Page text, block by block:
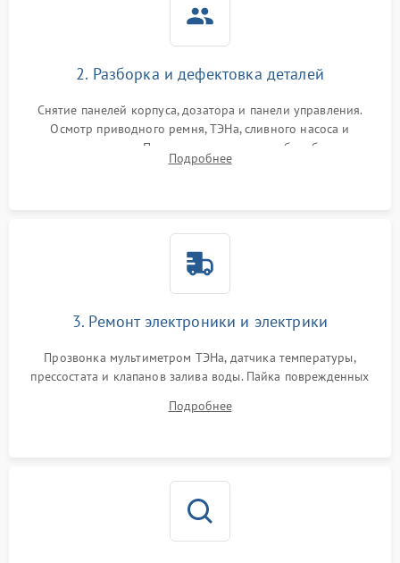
2. Разборка и дефектовка деталей
Снятие панелей корпуса, дозатора и панели управления.
Осмотр приводного ремня, ТЭНа, сливного насоса и
амортизаторов. Проверка подшипников барабана и
крестовины на износ, а манжеты люка на разрывы.
Подробнее
3. Ремонт электроники и электрики
Прозвонка мультиметром ТЭНа, датчика температуры,
прессостата и клапанов залива воды. Пайка поврежденных
Восстановление целостности проводки и контактов.
Подробнее